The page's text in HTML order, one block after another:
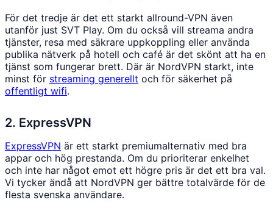
För det tredje är det ett starkt allround-VPN även
utanför just SVT Play. Om du också vill streama andra
tjänster, resa med säkrare uppkoppling eller använda
publika nätverk på hotell och café är det skönt att ha en
tjänst som fungerar brett. Där är NordVPN starkt, inte
minst för streaming generellt och för säkerhet på
offentligt wifi.
2. ExpressVPN
ExpressVPN är ett starkt premiumalternativ med bra
appar och hög prestanda. Om du prioriterar enkelhet
och inte har något emot ett högre pris är det ett bra val.
Vi tycker ändå att NordVPN ger bättre totalvärde för de
flesta svenska användare.